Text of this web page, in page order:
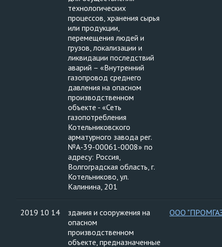
технологических
процессов, хранения сырья
или продукции,
перемещения людей и
грузов, локализации и
ликвидации последствий
аварий – «Внутренний
газопровод среднего
давления на опасном
производственном
объекте - «Сеть
газопотребления
Котельниковского
арматурного завода рег.
№А-39-00061-0008» по
адресу: Россия,
Волгоградская область, г.
Котельниково, ул.
Калинина, 201
2019 10 14
здания и сооружения на
опасном
производственном
объекте, предназначенные
ООО